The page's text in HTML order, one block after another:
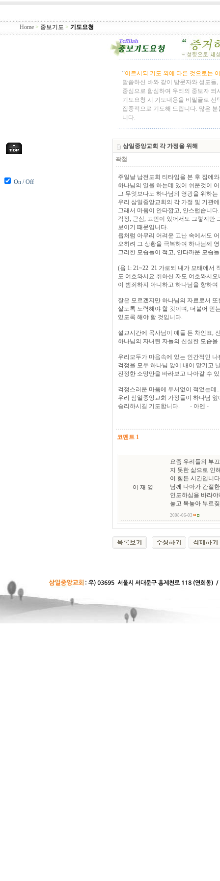
On / Off
Home > 중보기도 > 기도요청
“이르시되 기도 외에 다른 것으로는
말씀하신 바와 같이 방문자와 성도들
중심으로 합심하여 우리의 중보자
기도요청 시 기도내용을 비밀글로
집중적으로 기도해 드립니다. 많은
니다.
삼일중앙교회 각 가정을 위해
곽철
주일날 남전도회 티타임을 본 후 집에
하나님의 일을 하는데 있어 쉬운것이
그 무엇보다도 하나님의 영광을 위하
우리 삼일중앙교회의 각 가정 및 기관
그래서 마음이 안타깝고, 안스럽습니다.
걱정, 근심, 고민이 있어서도 그렇지만
보이기 때문입니다.
욥처럼 아무리 어려운 고난 속에서도
오히려 그 상황을 극복하여 하나님께
그러한 모습들이 적고, 안타까운 모습
(욥 1: 21~22 21 가로되 내가 모태에서
도 여호와시요 취하신 자도 여호와시
이 범죄하지 아니하고 하나님을 향하
잘은 모르겠지만 하나님의 자료로서
살도록 노력해야 할 것이며, 더불어 믿
있도록 해야 할 것입니다.
설교시간에 목사님이 예들 든 차인표,
하나님의 자녀된 자들의 신실한 모습
우리모두가 마음속에 있는 인간적인
걱정을 모두 하나님 앞에 내어 맡기고
진정한 소망만을 바라보고 나아갈 수
걱정스러운 마음에 두서없이 적었는데
우리 삼일중앙교회 가정들이 하나님
승리하시길 기도합니다. - 아멘 -
코멘트 1
이 재 영
요즘 우리들의 부
지 못한 삶으로 인
이 힘든 시간입니
님께 나아가 간절
인도하심을 바라
놓고 목놓아 부르
2008-06-03